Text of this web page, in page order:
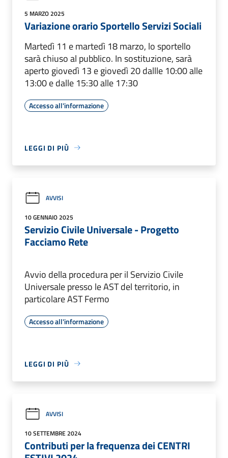
5 MARZO 2025
Variazione orario Sportello Servizi Sociali
Martedì 11 e martedì 18 marzo, lo sportello
sarà chiuso al pubblico. In sostituzione, sarà
aperto giovedì 13 e giovedì 20 dallle 10:00 alle
13:00 e dalle 15:30 alle 17:30
Accesso all'informazione
LEGGI DI PIÙ
AVVISI
10 GENNAIO 2025
Servizio Civile Universale - Progetto
Facciamo Rete
Avvio della procedura per il Servizio Civile
Universale presso le AST del territorio, in
particolare AST Fermo
Accesso all'informazione
LEGGI DI PIÙ
AVVISI
10 SETTEMBRE 2024
Contributi per la frequenza dei CENTRI